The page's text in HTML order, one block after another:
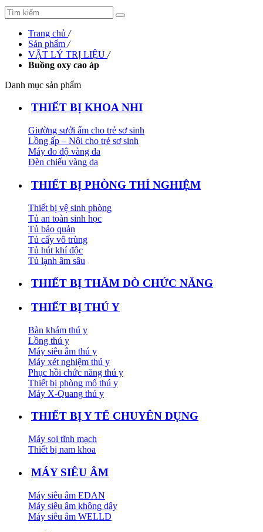
Trang chủ /
Sản phẩm /
VẬT LÝ TRỊ LIỆU /
Buồng oxy cao áp
Danh mục sản phẩm
THIẾT BỊ KHOA NHI
Giường sưởi ấm cho trẻ sơ sinh
Lồng ấp – Nôi cho trẻ sơ sinh
Máy đo độ vàng da
Đèn chiếu vàng da
THIẾT BỊ PHÒNG THÍ NGHIỆM
Thiết bị vệ sinh phòng
Tủ an toàn sinh học
Tủ bảo quản
Tủ cấy vô trùng
Tủ hút khí độc
Tủ lạnh âm sâu
THIẾT BỊ THĂM DÒ CHỨC NĂNG
THIẾT BỊ THÚ Y
Bàn khám thú y
Lồng thú y
Máy siêu âm thú y
Máy xét nghiệm thú y
Phục hồi chức năng thú y
Thiết bị phòng mổ thú y
Máy X-Quang thú y
THIẾT BỊ Y TẾ CHUYÊN DỤNG
Máy soi tĩnh mạch
Thiết bị nam khoa
MÁY SIÊU ÂM
Máy siêu âm EDAN
Máy siêu âm không dây
Máy siêu âm WELLD